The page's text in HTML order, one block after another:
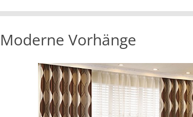
Moderne Vorhänge